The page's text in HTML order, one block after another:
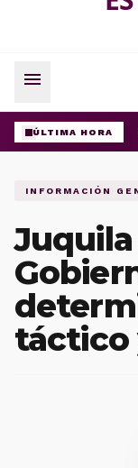
menu
ÚLTIMA HORA
INFORMACIÓN
táctico